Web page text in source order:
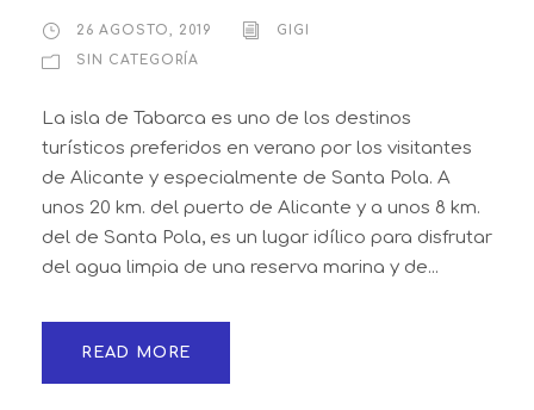
26 AGOSTO, 2019
GIGI
SIN CATEGORÍA
La isla de Tabarca es uno de los destinos
turísticos preferidos en verano por los visitantes
de Alicante y especialmente de Santa Pola. A
unos 20 km. del puerto de Alicante y a unos 8 km.
del de Santa Pola, es un lugar idílico para disfrutar
del agua limpia de una reserva marina y de...
READ MORE